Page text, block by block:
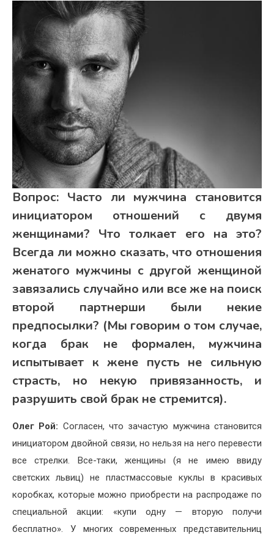
Вопрос: Часто ли мужчина становится
инициатором отношений с двумя
женщинами? Что толкает его на это?
Всегда ли можно сказать, что отношения
женатого мужчины с другой женщиной
завязались случайно или все же на поиск
второй партнерши были некие
предпосылки? (Мы говорим о том случае,
когда брак не формален, мужчина
испытывает к жене пусть не сильную
страсть, но некую привязанность, и
разрушить свой брак не стремится).
Олег Рой: Согласен, что зачастую мужчина становится
инициатором двойной связи, но нельзя на него перевести
все стрелки. Все-таки, женщины (я не имею ввиду
светских львиц) не пластмассовые куклы в красивых
коробках, которые можно приобрести на распродаже по
специальной акции: «купи одну — вторую получи
бесплатно». У многих современных представительниц